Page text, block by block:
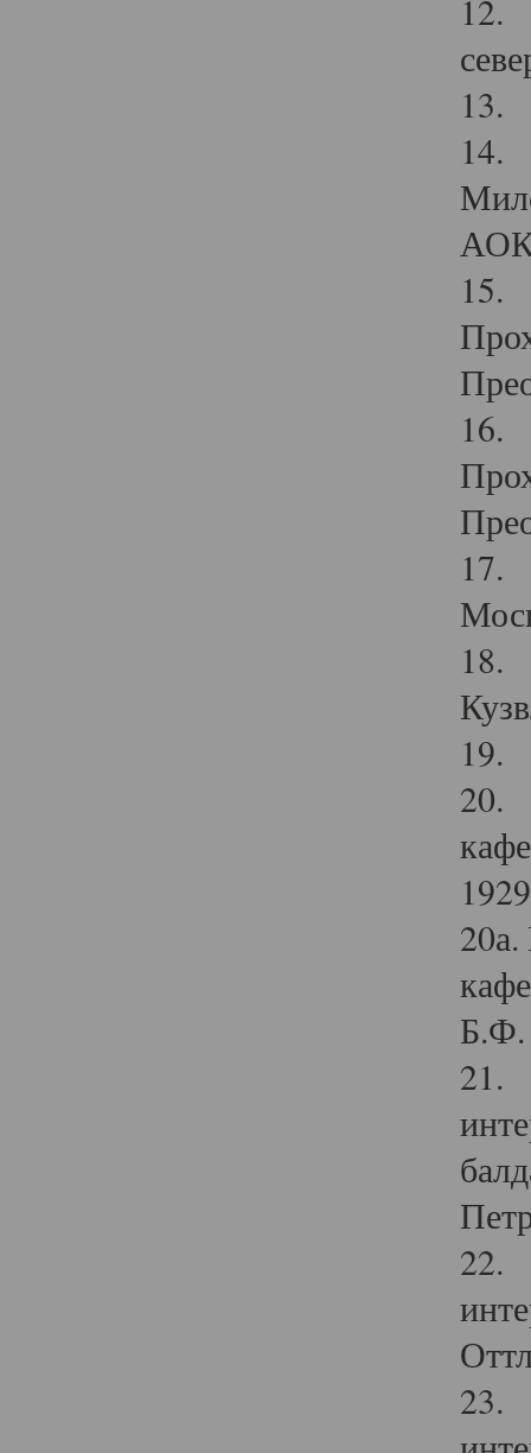
12.
13.
14.
15.
16.
17.
18.
19.
20.
Б.Ф.
21.
22.
23.